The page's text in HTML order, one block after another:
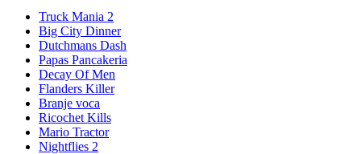
Truck Mania 2
Big City Dinner
Dutchmans Dash
Papas Pancakeria
Decay Of Men
Flanders Killer
Branje voca
Ricochet Kills
Mario Tractor
Nightflies 2